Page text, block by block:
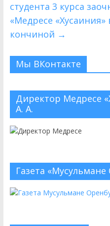
студента 3 курса
«Медресе «Хусаиния»
кончиной →
Мы ВКонтакте
Директор Медресе
А. А.
Газета